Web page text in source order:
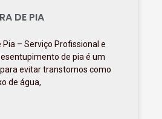
DE PIA
Pia – Serviço Profissional e
de pia é um
evitar transtornos como
de água,